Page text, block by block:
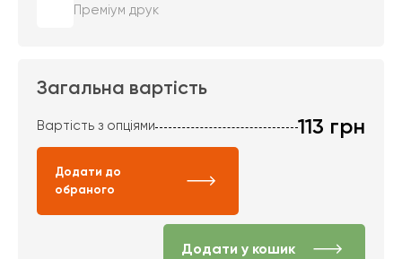
Преміум друк
Загальна вартість
Вартість з опціями 113 грн
Додати до
обраного
Додати у кошик